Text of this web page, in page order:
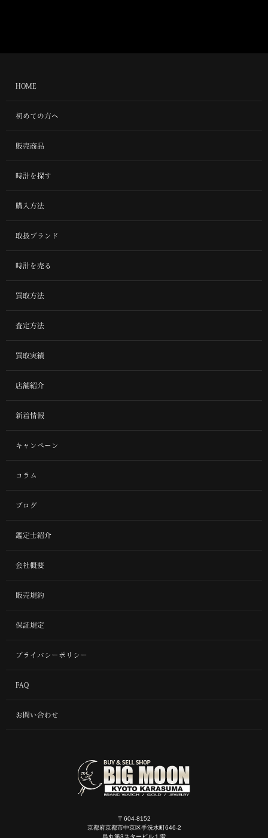
HOME
初めての方へ
販売商品
時計を探す
購入方法
取扱ブランド
時計を売る
買取方法
査定方法
買取実績
店舗紹介
新着情報
キャンペーン
コラム
ブログ
鑑定士紹介
会社概要
販売規約
保証規定
プライバシーポリシー
FAQ
お問い合わせ
〒604-8152
京都府京都市中京区手洗水町646-2